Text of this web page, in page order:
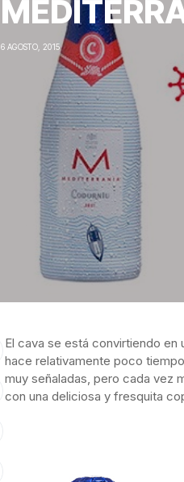
6 AGOSTO, 2015
El cava se está convirtiendo
hace relativamente poco
muy señaladas, pero cada vez
con una deliciosa y fresquita